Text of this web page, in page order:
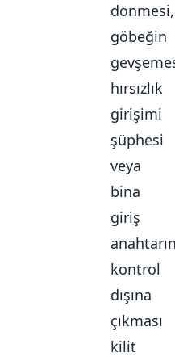
dönmesi,
göbeğin
hırsızlık
girişimi
şüphesi
veya
bina
giriş
kontrol
dışına
çıkması
kilit